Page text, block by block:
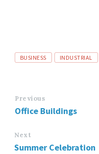
Tags
BUSINESS INDUSTRIAL
Previous
Office Buildings
Next
Summer Celebration